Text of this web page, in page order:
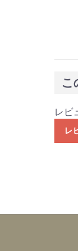
こ
レビ
レ